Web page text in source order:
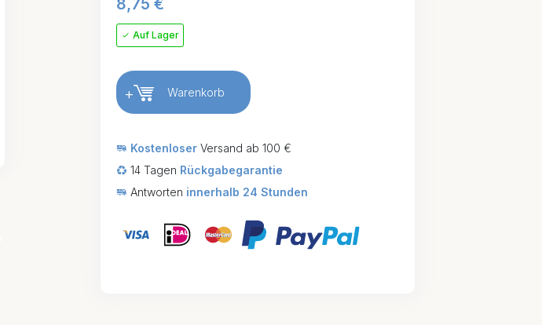
Auf Lager
+ Warenkorb
Kostenloser Versand ab 100 €
14 Tagen Rückgabegarantie
Antworten innerhalb 24 Stunden